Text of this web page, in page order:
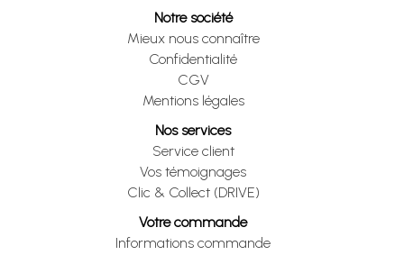
Notre société
Mieux nous connaître
Confidentialité
CGV
Mentions légales
Nos services
Service client
Vos témoignages
Clic & Collect (DRIVE)
Votre commande
Informations commande